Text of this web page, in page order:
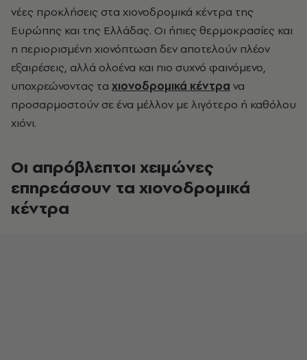
νέες προκλήσεις στα χιονοδρομικά κέντρα της
Ευρώπης και της Ελλάδας. Οι ήπιες θερμοκρασίες και
η περιορισμένη χιονόπτωση δεν αποτελούν πλέον
εξαιρέσεις, αλλά ολοένα και πιο συχνό φαινόμενο,
υποχρεώνοντας τα χιονοδρομικά κέντρα να
προσαρμοστούν σε ένα μέλλον με λιγότερο ή καθόλου
χιόνι.
Οι απρόβλεπτοι χειμώνες
επηρεάσουν τα χιονοδρομικά
κέντρα